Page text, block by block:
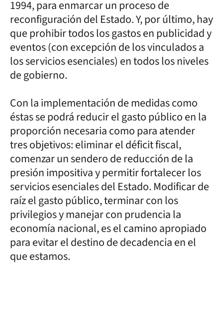
1994, para enmarcar un proceso de
reconfiguración del Estado. Y, por último, hay
que prohibir todos los gastos en publicidad y
eventos (con excepción de los vinculados a
los servicios esenciales) en todos los niveles
de gobierno.
Con la implementación de medidas como
éstas se podrá reducir el gasto público en la
proporción necesaria como para atender
tres objetivos: eliminar el déficit fiscal,
comenzar un sendero de reducción de la
presión impositiva y permitir fortalecer los
servicios esenciales del Estado. Modificar de
raíz el gasto público, terminar con los
privilegios y manejar con prudencia la
economía nacional, es el camino apropiado
para evitar el destino de decadencia en el
que estamos.